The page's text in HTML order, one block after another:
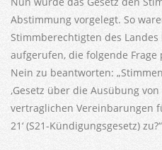
Abstimmung vorgelegt. So
Stimmberechtigten des
aufgerufen, die folgende Frage
Nein zu beantworten:
‚Gesetz über die Ausübung
vertraglichen Vereinbarungen
21‘ (S21-Kündigungsgesetz)